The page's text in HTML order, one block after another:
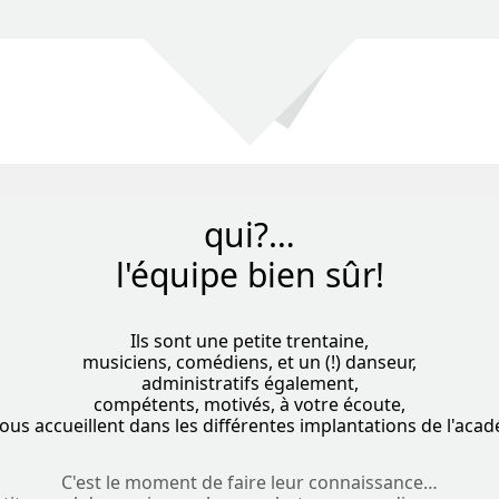
qui?…
l'équipe bien sûr!
Ils sont une petite trentaine,
musiciens, comédiens, et un (!) danseur,
administratifs également,
compétents, motivés, à votre écoute,
accueillent dans les différentes implantations de
C'est le moment de faire leur connaissance…